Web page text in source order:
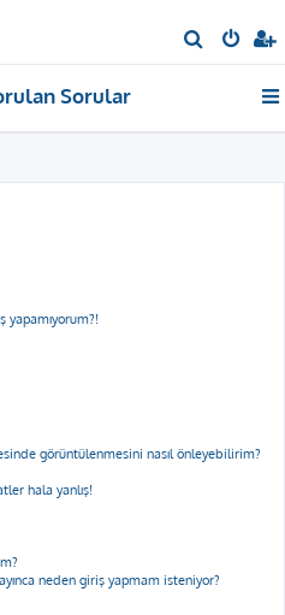
r
Sorular
yapamıyorum?!
görüntülenmesini nasıl önleyebilirim?
hala yanlış!
neden giriş yapmam isteniyor?